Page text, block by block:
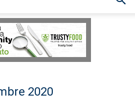
Salvagente
2020